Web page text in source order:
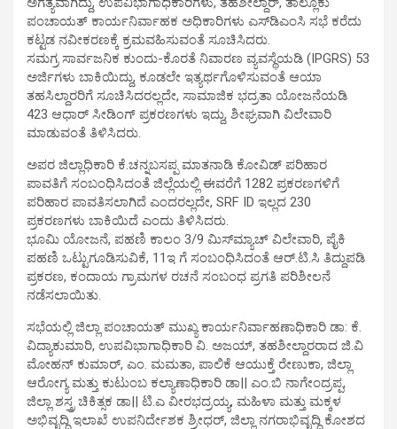
ಪಂಚಾಯತ್ ಕಾರ್ಯನಿರ್ವಾಹಕ ಅಧಿಕಾರಿಗಳು ಎಸ್‍ಡಿಎಂಸಿ ಸಭೆ ಕರೆದು
ಕಟ್ಟಡ ನವೀಕರಣಕ್ಕೆ ಕ್ರಮವಹಿಸುವಂತೆ ಸೂಚಿಸಿದರು.
ಸಮಗ್ರ ಸಾರ್ವಜನಿಕ ಕುಂದು-ಕೊರತೆ ನಿವಾರಣ ವ್ಯವಸ್ಥೆಯಡಿ (IPGRS) 53
ಅರ್ಜಿಗಳು ಬಾಕಿಯಿದ್ದು, ಕೂಡಲೇ ಇತ್ಯರ್ಥಗೊಳಿಸುವಂತೆ ಆಯಾ
ತಹಸಿಲ್ದಾರರಿಗೆ ಸೂಚಿಸಿದರಲ್ಲದೇ, ಸಾಮಾಜಿಕ ಭದ್ರತಾ ಯೋಜನೆಯಡಿ
423 ಆಧಾರ್ ಸೀಡಿಂಗ್ ಪ್ರಕರಣಗಳು ಇದ್ದು, ಶೀಘ್ರವಾಗಿ ವಿಲೇವಾರಿ
ಮಾಡುವಂತೆ ತಿಳಿಸಿದರು.
ಅಪರ ಜಿಲ್ಲಾಧಿಕಾರಿ ಕೆ.ಚನ್ನಬಸಪ್ಪ ಮಾತನಾಡಿ ಕೋವಿಡ್ ಪರಿಹಾರ
ಪಾವತಿಗೆ ಸಂಬಂಧಿಸಿದಂತೆ ಜಿಲ್ಲೆಯಲ್ಲಿ ಈವರೆಗೆ 1282 ಪ್ರಕರಣಗಳಿಗೆ
ಪರಿಹಾರ ಪಾವತಿಸಲಾಗಿದೆ ಎಂದರಲ್ಲದೇ, SRF ID ಇಲ್ಲದ 230
ಪ್ರಕರಣಗಳು ಬಾಕಿಯಿದೆ ಎಂದು ತಿಳಿಸಿದರು.
ಭೂಮಿ ಯೋಜನೆ, ಪಹಣಿ ಕಾಲಂ 3/9 ಮಿಸ್‍ಮ್ಯಾಚ್ ವಿಲೇವಾರಿ, ಪೈಕಿ
ಪಹಣಿ ಒಟ್ಟುಗೂಡಿಸುವಿಕೆ, 11ಇ ಗೆ ಸಂಬಂಧಿಸಿದಂತೆ ಆರ್.ಟಿ.ಸಿ ತಿದ್ದುಪಡಿ
ಪ್ರಕರಣ, ಕಂದಾಯ ಗ್ರಾಮಗಳ ರಚನೆ ಸಂಬಂಧ ಪ್ರಗತಿ ಪರಿಶೀಲನೆ
ನಡೆಸಲಾಯಿತು.
ಸಭೆಯಲ್ಲಿ ಜಿಲ್ಲಾ ಪಂಚಾಯತ್ ಮುಖ್ಯ ಕಾರ್ಯನಿರ್ವಾಹಣಾಧಿಕಾರಿ ಡಾ: ಕೆ.
ವಿದ್ಯಾಕುಮಾರಿ, ಉಪವಿಭಾಗಾಧಿಕಾರಿ ವಿ. ಅಜಯ್, ತಹಶೀಲ್ದಾರರಾದ ಜಿ.ವಿ
ಮೋಹನ್ ಕುಮಾರ್, ಎಂ. ಮಮತಾ, ಪಾಲಿಕೆ ಆಯುಕ್ತೆ ರೇಣುಕಾ, ಜಿಲ್ಲಾ
ಆರೋಗ್ಯ ಮತ್ತು ಕುಟುಂಬ ಕಲ್ಯಾಣಾಧಿಕಾರಿ ಡಾ|| ಎಂ.ಬಿ ನಾಗೇಂದ್ರಪ್ಪ,
ಜಿಲ್ಲಾ ಶಸ್ತ್ರ ಚಿಕಿತ್ಸಕ ಡಾ|| ಟಿ.ಎ ವೀರಭದ್ರಯ್ಯ, ಮಹಿಳಾ ಮತ್ತು ಮಕ್ಕಳ
ಅಭಿವೃದ್ಧಿ ಇಲಾಖೆ ಉಪನಿರ್ದೇಶಕ ಶ್ರೀಧರ್, ಜಿಲ್ಲಾ ನಗರಾಭಿವೃದ್ಧಿ ಕೋಶದ